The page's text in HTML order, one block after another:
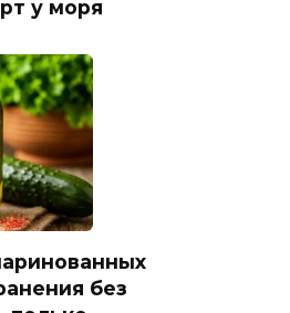
у моря
без